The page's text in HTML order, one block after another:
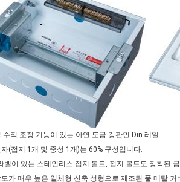
수직 조정 기능이 있는 아연 도금 강판인 Din 레일.
(접지 1개 및 중성 1개)는 60% 구성입니다.
벨이 있는 스테인리스 접지 볼트, 접지 볼트도 장착된
가 매우 높은 일체형 신축 성형으로 제조된 풀 메탈 커